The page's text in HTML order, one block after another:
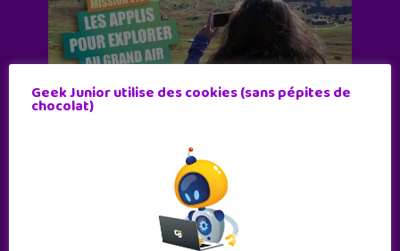
Geek Junior utilise des cookies (sans pépites de
chocolat)